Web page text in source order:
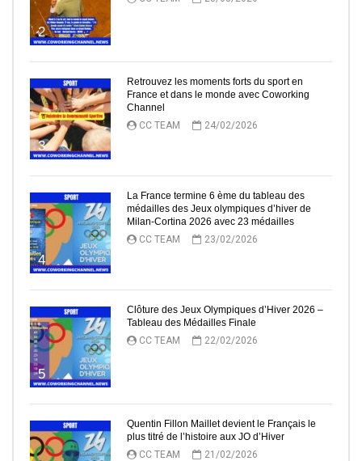
2
3
Retrouvez les moments forts du sport en
France et dans le monde avec Coworking
Channel
CC TEAM
24/02/2026
4
La France termine 6 ème du tableau des
médailles des Jeux olympiques d’hiver de
Milan-Cortina 2026 avec 23 médailles
CC TEAM
23/02/2026
5
Clôture des Jeux Olympiques d’Hiver 2026 –
Tableau des Médailles Finale
CC TEAM
22/02/2026
Quentin Fillon Maillet devient le Français le
plus titré de l’histoire aux JO d’Hiver
CC TEAM
21/02/2026